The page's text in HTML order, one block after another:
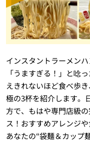
インスタントラーメン
「うますぎる！」と唸
えきれないほど食べ歩
極の3杯を紹介します。
方で、もはや専門店級
ス！おすすめアレンジ
あなたの“袋麺＆カップ